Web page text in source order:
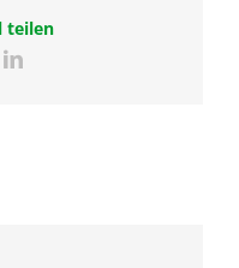
teilen
LinkedIn